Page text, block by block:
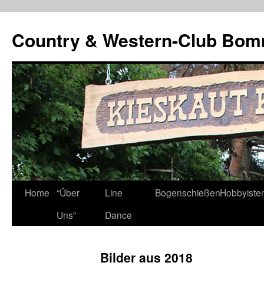
Country & Western-Club
Skip
Home “Über
Uns”
Line
Dance
Bogenschießen
Bilder aus 2018